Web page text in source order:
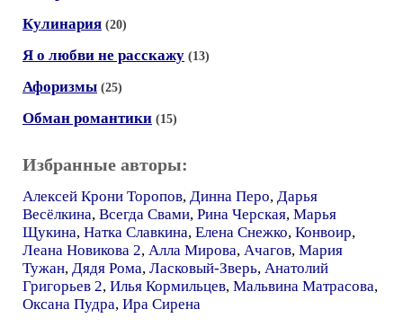
Кулинария (20)
Я о любви не расскажу (13)
Афоризмы (25)
Обман романтики (15)
Избранные авторы:
Алексей Крони Торопов, Динна Перо, Дарья
Весёлкина, Всегда Свами, Рина Черская, Марья
Щукина, Натка Славкина, Елена Снежко, Конвоир,
Леана Новикова 2, Алла Мирова, Ачагов, Мария
Тужан, Дядя Рома, Ласковый-Зверь, Анатолий
Григорьев 2, Илья Кормильцев, Мальвина Матрасова,
Оксана Пудра, Ира Сирена